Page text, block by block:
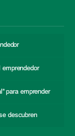
para emprender
descubren